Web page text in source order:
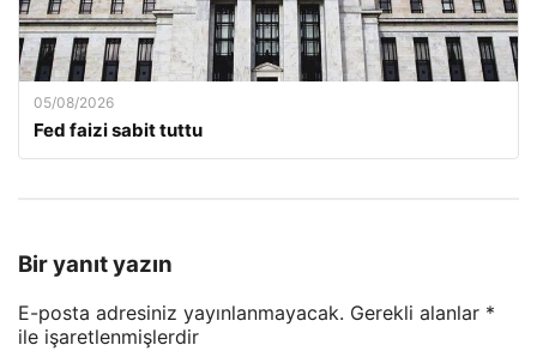
05/08/2026
Fed faizi sabit tuttu
Bir yanıt yazın
E-posta adresiniz yayınlanmayacak. Gerekli alanlar *
ile işaretlenmişlerdir